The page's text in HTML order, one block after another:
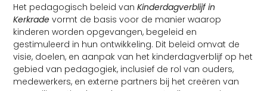
Het pedagogisch beleid vanKinderdagverblijf in
Kerkrade vormt de basis voor de manier waarop
kinderen worden opgevangen, begeleid en
gestimuleerd in hun ontwikkeling. Dit beleid omvat de
visie, doelen, en aanpak van het kinderdagverblijf op het
gebied van pedagogiek, inclusief de rol van ouders,
medewerkers, en externe partners bij het creëren van